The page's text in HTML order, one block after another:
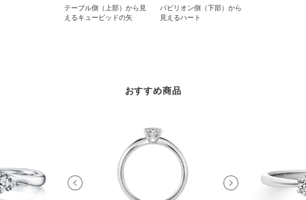
テーブル側（上部）から見
えるキューピッドの矢
パビリオン側（下部）から
見えるハート
おすすめ商品